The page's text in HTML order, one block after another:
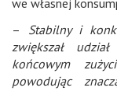
– Stabilny i
zwiększał
końcowym
powodując